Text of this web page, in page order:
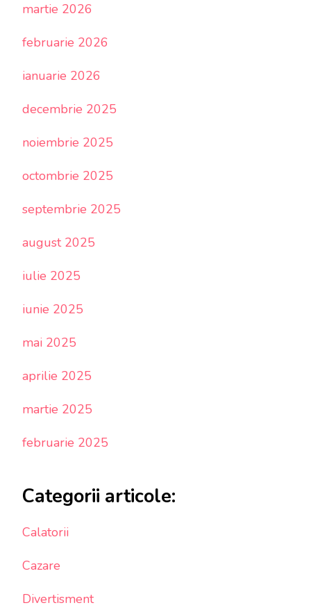
martie 2026
februarie 2026
ianuarie 2026
decembrie 2025
noiembrie 2025
octombrie 2025
septembrie 2025
august 2025
iulie 2025
iunie 2025
mai 2025
aprilie 2025
martie 2025
februarie 2025
Categorii articole:
Calatorii
Cazare
Divertisment